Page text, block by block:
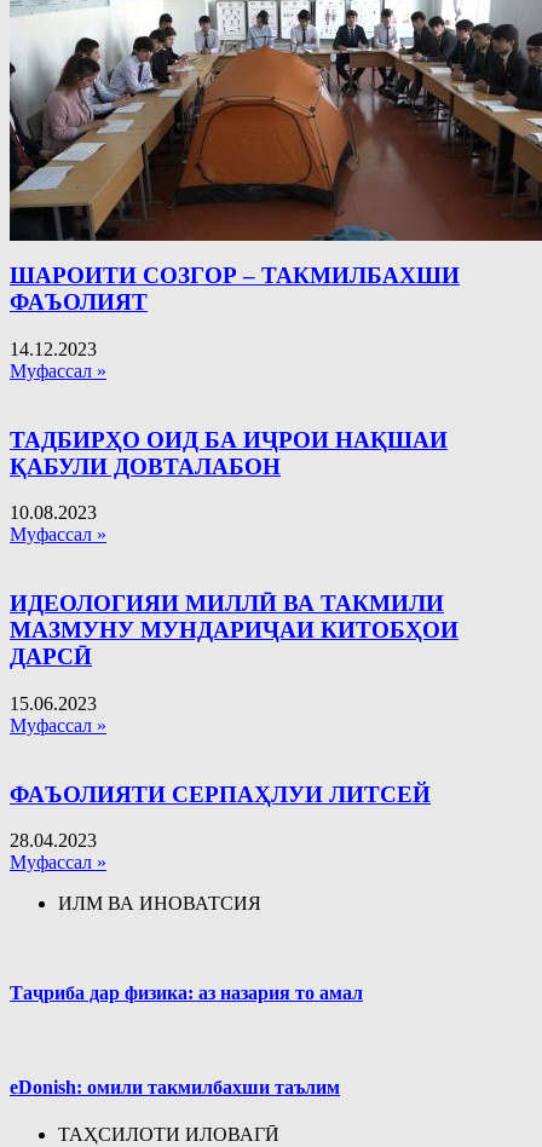
ШАРОИТИ СОЗГОР – ТАКМИЛБАХШИ
ФАЪОЛИЯТ
14.12.2023
Муфассал »
ТАДБИРҲО ОИД БА ИҶРОИ НАҚШАИ
ҚАБУЛИ ДОВТАЛАБОН
10.08.2023
Муфассал »
ИДЕОЛОГИЯИ МИЛЛӢ ВА ТАКМИЛИ
МАЗМУНУ МУНДАРИҶАИ КИТОБҲОИ
ДАРСӢ
15.06.2023
Муфассал »
ФАЪОЛИЯТИ СЕРПАҲЛУИ ЛИТСЕЙ
28.04.2023
Муфассал »
ИЛМ ВА ИНОВАТСИЯ
Таҷриба дар физика: аз назария то амал
eDonish: омили такмилбахши таълим
ТАҲСИЛОТИ ИЛОВАГӢ